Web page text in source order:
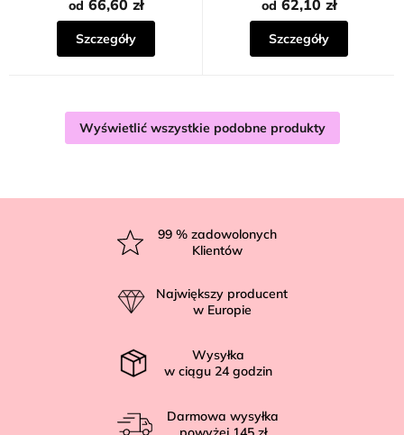
od 66,60 zł
Szczegóły
od 62,10 zł
Szczegóły
Wyświetlić wszystkie podobne produkty
99 % zadowolonych
Klientów
Największy producent
w Europie
Wysyłka
w ciągu 24 godzin
Darmowa wysyłka